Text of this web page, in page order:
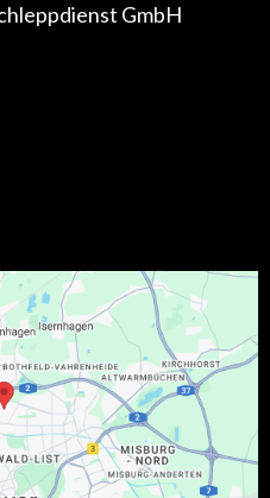
GmbH